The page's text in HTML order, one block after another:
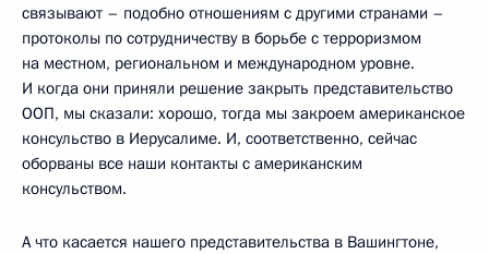
связывают – подобно отношениям с другими странами –
протоколы по сотрудничеству в борьбе с терроризмом
на местном, региональном и международном уровне.
И когда они приняли решение закрыть представительство
ООП, мы сказали: хорошо, тогда мы закроем американское
консульство в Иерусалиме. И, соответственно, сейчас
оборваны все наши контакты с американским
консульством.
А что касается нашего представительства в Вашингтоне,